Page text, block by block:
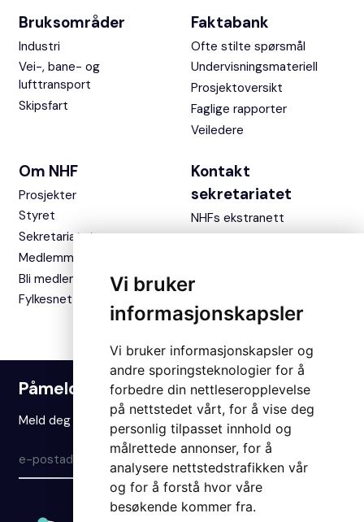
Vi bruker
informasjonskapsler
Vi bruker informasjonskapsler og
andre sporingsteknologier for å
forbedre din nettleseropplevelse
på nettstedet vårt, for å vise deg
personlig tilpasset innhold og
målrettede annonser, for å
analysere nettstedstrafikken vår
og for å forstå hvor våre
besøkende kommer fra.
Bruksområder
Industri
Vei-, bane- og
lufttransport
Skipsfart
Faktabank
Ofte stilte spørsmål
Undervisningsmateriell
Prosjektoversikt
Faglige rapporter
Veiledere
Om NHF
Prosjekter
Styret
Sekretariatet
Medlemmer
Bli medlem
Fylkesnettverket
Kontakt
sekretariatet
NHFs ekstranett
Påmelding nyhetsbrev
Meld deg på vårt nyhetsbrev for å holde deg oppdatert.
Meld på